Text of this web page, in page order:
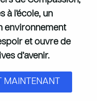
à l’école, un
environnement
et ouvre de
d’avenir.
MAINTENANT